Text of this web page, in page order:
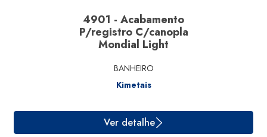
Ver detalhe
4901 - Acabamento
P/registro C/canopla
Mondial Light
BANHEIRO
Kimetais